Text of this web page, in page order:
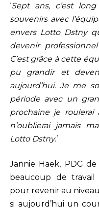
‘Sept ans, c’est
souvenirs avec
envers Lotto Dstny
devenir
C’est grâce à cette
pu grandir et
aujourd’hui. Je me
période avec un
prochaine je roulerai
n’oublierai jamais
Lotto Dstny.’
Jannie Haek, PDG
beaucoup de travail
pour revenir au
si aujourd’hui un